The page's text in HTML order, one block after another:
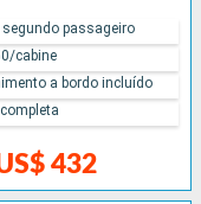
432
segundo passageiro
cabine
a bordo incluído